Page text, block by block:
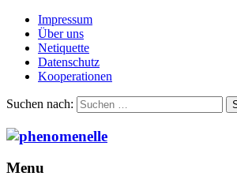
Impressum
Über uns
Netiquette
Datenschutz
Kooperationen
Suchen nach:
Menu